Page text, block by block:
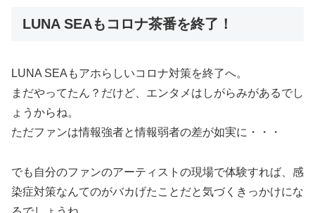
LUNA SEAもコロナ茶番を終了！
LUNA SEAもアホらしいコロナ対策を終了へ。
まだやってたん？だけど、エンタメはしがらみがあるでし
ょうからね。
ただファンは情報強者と情報弱者の差が如実に・・・
でも自分のファンのアーティストの現場で体験すれば、感
染症対策なんてのがバカげたことだと気づくきっかけにな